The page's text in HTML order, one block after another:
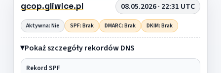
gcop.gliwice.pl 08.05.2026 · 22:31 UTC
Aktywna: Nie SPF: Brak DMARC: Brak DKIM: Brak
Pokaż szczegóły rekordów DNS
Rekord SPF